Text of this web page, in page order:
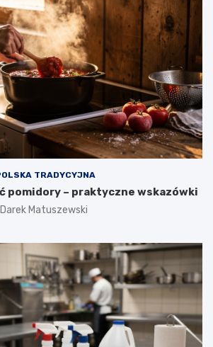
TRADYCYJNA
pomidory – praktyczne wskazówki
Darek Matuszewski